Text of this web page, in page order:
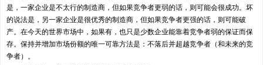
是，一家企业是不太行的制造商，但如果竞争者更弱的话，则可能会很成功。坏
的说法是，另一家企业是很优秀的制造商，但如果竞争者更强的话，则可能破
产。在今天的世界市场中，如果有，也只是少数企业能靠着竞争者弱的保证而保
存。保持并增加市场份额的唯一可靠方法是：不落后并超越竞争者（和未来的竞
争者）。